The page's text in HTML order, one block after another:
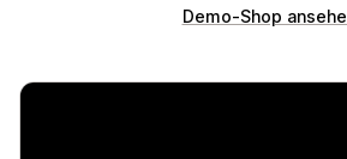
Demo-Shop